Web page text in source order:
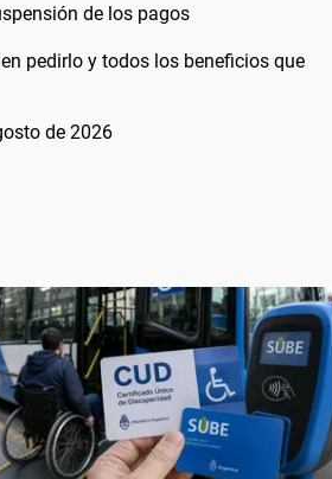
de los pagos
pedirlo y todos los beneficios que
de 2026